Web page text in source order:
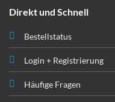
Direkt und Schnell
Bestellstatus
Login + Registrierung
Häufige Fragen